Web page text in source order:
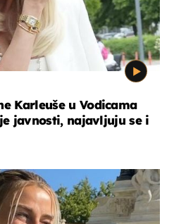
Karleuše u Vodicama
javnosti, najavljuju se i